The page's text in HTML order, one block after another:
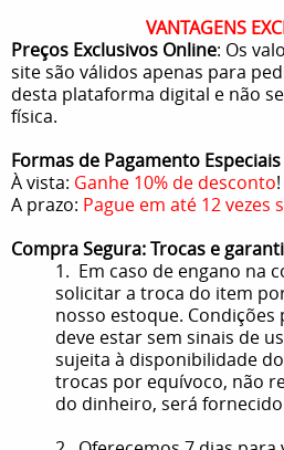
VANTAGENS
Preços Exclusivos Online: Os
site são válidos apenas para
desta plataforma digital e não
física.
Formas de Pagamento
À vista: Ganhe 10% de desconto!
A prazo: Pague em até 12 vezes
Compra Segura: Trocas e
1. Em caso de engano na
solicitar a troca do item
nosso estoque.
deve estar sem sinais de
sujeita à disponibilidade
trocas por equívoco, não
do dinheiro, será